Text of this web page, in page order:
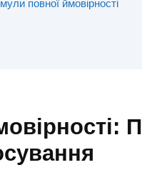
повної ймовірності